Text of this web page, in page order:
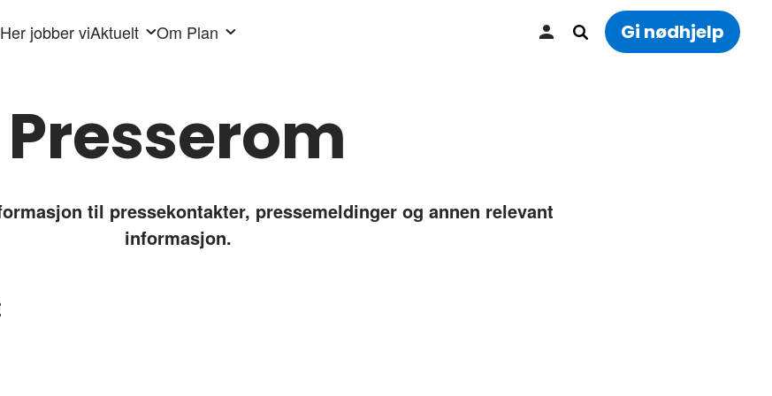
Her jobber viAktuelt Om Plan Gi nødhjelp
Presserom
til pressekontakter, pressemeldinger og annen relevant
informasjon.